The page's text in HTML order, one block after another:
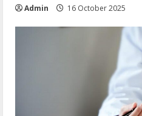
Admin 16 October 2025